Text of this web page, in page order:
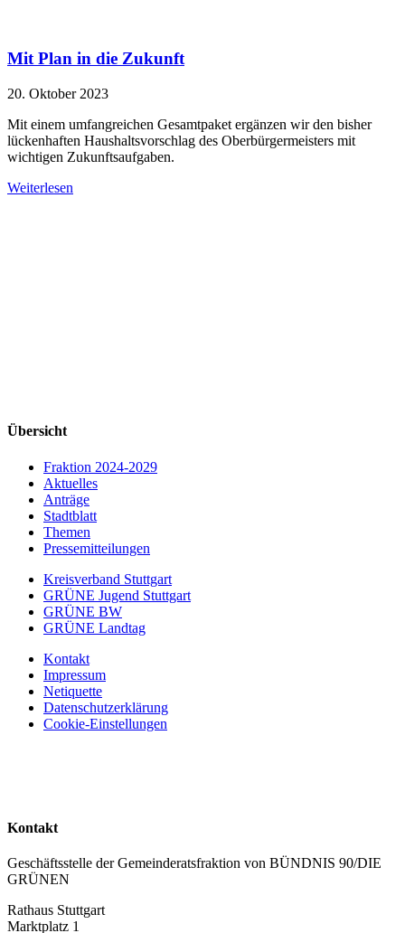
Mit Plan in die Zukunft
20. Oktober 2023
Mit einem umfangreichen Gesamtpaket ergänzen wir den bisher
lückenhaften Haushaltsvorschlag des Oberbürgermeisters mit
wichtigen Zukunftsaufgaben.
Weiterlesen
Übersicht
Fraktion 2024-2029
Aktuelles
Anträge
Stadtblatt
Themen
Pressemitteilungen
Kreisverband Stuttgart
GRÜNE Jugend Stuttgart
GRÜNE BW
GRÜNE Landtag
Kontakt
Impressum
Netiquette
Datenschutzerklärung
Cookie-Einstellungen
Kontakt
Geschäftsstelle der Gemeinderatsfraktion von BÜNDNIS 90/DIE
GRÜNEN
Rathaus Stuttgart
Marktplatz 1